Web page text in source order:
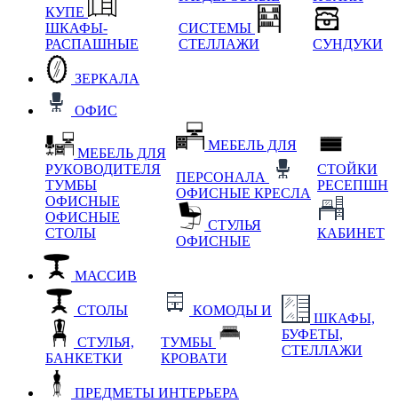
КУПЕ
ШКАФЫ-
РАСПАШНЫЕ
СИСТЕМЫ
СТЕЛЛАЖИ
СУНДУКИ
ЗЕРКАЛА
ОФИС
МЕБЕЛЬ ДЛЯ
РУКОВОДИТЕЛЯ
ТУМБЫ
ОФИСНЫЕ
ОФИСНЫЕ
СТОЛЫ
МЕБЕЛЬ ДЛЯ
ПЕРСОНАЛА
ОФИСНЫЕ КРЕСЛА
СТУЛЬЯ
ОФИСНЫЕ
СТОЙКИ
РЕСЕПШН
КАБИНЕТ
МАССИВ
СТОЛЫ
СТУЛЬЯ,
БАНКЕТКИ
КОМОДЫ И
ТУМБЫ
КРОВАТИ
ШКАФЫ,
БУФЕТЫ,
СТЕЛЛАЖИ
ПРЕДМЕТЫ ИНТЕРЬЕРА